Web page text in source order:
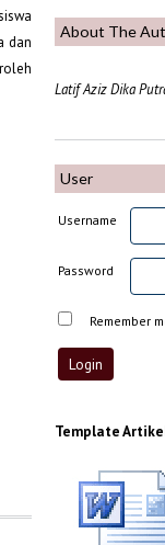
About The
Latif Aziz Dika
User
Username
Password
Remember
Template
dan